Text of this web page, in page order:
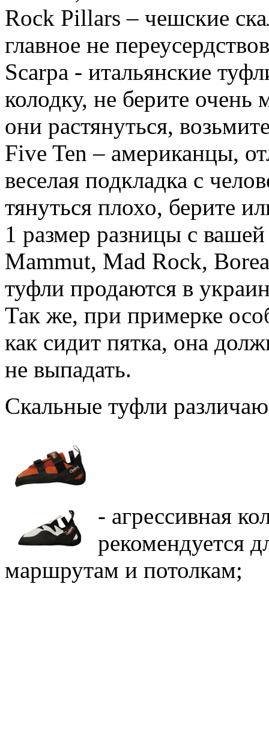
Rock Pillars – чешские
главное не
Scarpa - итальянские
колодку, не берите очень
они растянуться,
Five Ten – американцы,
веселая подкладка с
тянуться плохо, берите
1 размер разницы с
Mammut, Mad Rock,
туфли продаются в
Так же, при примерке
как сидит пятка, она
не выпадать.
Скальные туфли
- агрессивная
рекомендуется
маршрутам и потолкам;